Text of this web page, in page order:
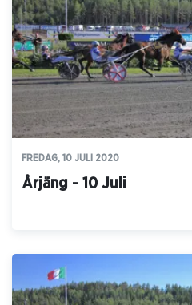
FREDAG, 10 JULI 2020
Årjäng - 10 Juli